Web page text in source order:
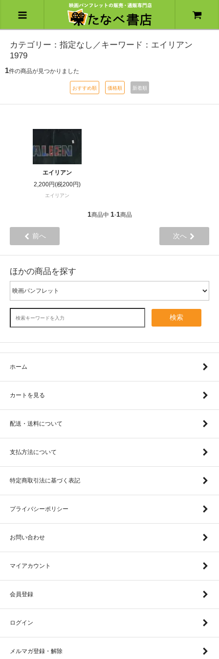
カテゴリー：指定なし／キーワード：エイリアン
1979
1件の商品が見つかりました
おすすめ順 価格順 新着順
エイリアン
2,200円(税200円)
エイリアン
1商品中 1-1商品
前へ 次へ
ほかの商品を探す
検索
ホーム
カートを見る
配送・送料について
支払方法について
特定商取引法に基づく表記
プライバシーポリシー
お問い合わせ
マイアカウント
会員登録
ログイン
メルマガ登録・解除